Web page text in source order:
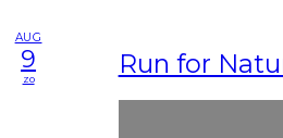
AUG
9
zo Run for